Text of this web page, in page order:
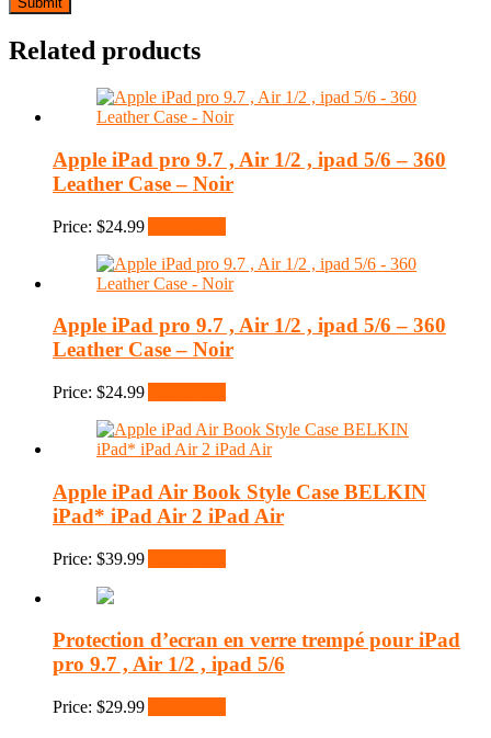
Related products
Apple iPad pro 9.7 , Air 1/2 , ipad 5/6 – 360
Leather Case – Noir
Price: $24.99
Apple iPad pro 9.7 , Air 1/2 , ipad 5/6 – 360
Leather Case – Noir
Price: $24.99
Apple iPad Air Book Style Case BELKIN
iPad* iPad Air 2 iPad Air
Price: $39.99
Protection d’ecran en verre trempé pour iPad
pro 9.7 , Air 1/2 , ipad 5/6
Price: $29.99